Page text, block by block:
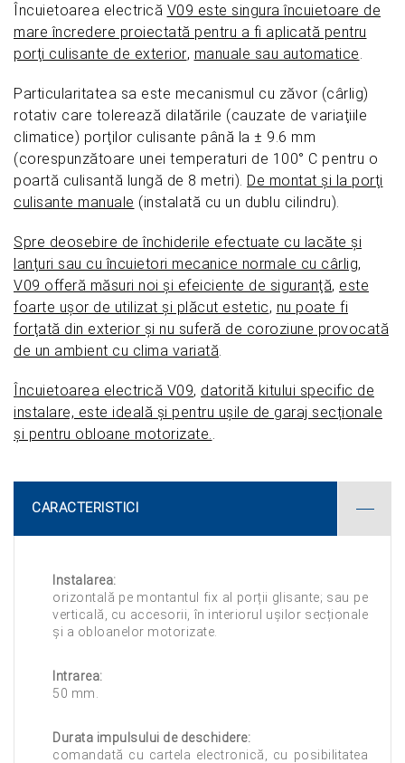
Încuietoarea electrică V09 este singura încuietoare de
mare încredere proiectată pentru a fi aplicată pentru
porţi culisante de exterior, manuale sau automatice.
Particularitatea sa este mecanismul cu zăvor (cârlig)
rotativ care tolerează dilatările (cauzate de variaţiile
climatice) porţilor culisante până la ± 9.6 mm
(corespunzătoare unei temperaturi de 100° C pentru o
poartă culisantă lungă de 8 metri). De montat şi la porţi
culisante manuale (instalată cu un dublu cilindru).
Spre deosebire de închiderile efectuate cu lacăte şi
lanţuri sau cu încuietori mecanice normale cu cârlig,
V09 offeră măsuri noi şi efeiciente de siguranţă, este
foarte uşor de utilizat şi plăcut estetic, nu poate fi
forţată din exterior şi nu suferă de coroziune provocată
de un ambient cu clima variată.
Încuietoarea electrică V09, datorită kitului specific de
instalare, este ideală și pentru ușile de garaj secționale
și pentru obloane motorizate..
CARACTERISTICI
Instalarea:
orizontală pe montantul fix al porții glisante; sau pe
verticală, cu accesorii, în interiorul ușilor secționale
și a obloanelor motorizate.
Intrarea:
50 mm.
Durata impulsului de deschidere:
comandată cu cartela electronică, cu posibilitatea